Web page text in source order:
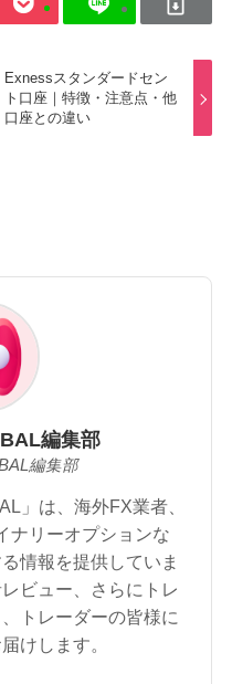
Exnessスタンダードセン
ト口座｜特徴・注意点・他
口座との違い
編集部
編集部
」は、海外FX業者、
ナリーオプションな
情報を提供していま
ビュー、さらにトレ
トレーダーの皆様に
けします。